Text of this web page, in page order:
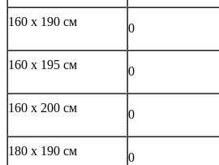
160 x 190 см 0
160 x 195 см 0
160 x 200 см 0
180 x 190 см 0